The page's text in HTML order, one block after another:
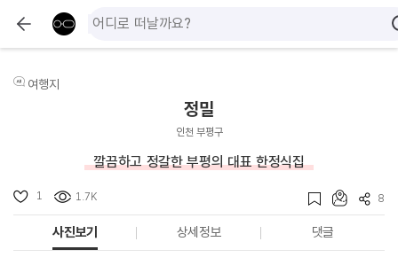
여행지
정밀
인천 부평구
깔끔하고 정갈한 부평의 대표 한정식집
1 1.7K 8
사진보기 상세정보 댓글